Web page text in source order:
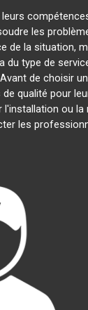
les
de la situation,
type de
de choisir
qualité pour
ou
les